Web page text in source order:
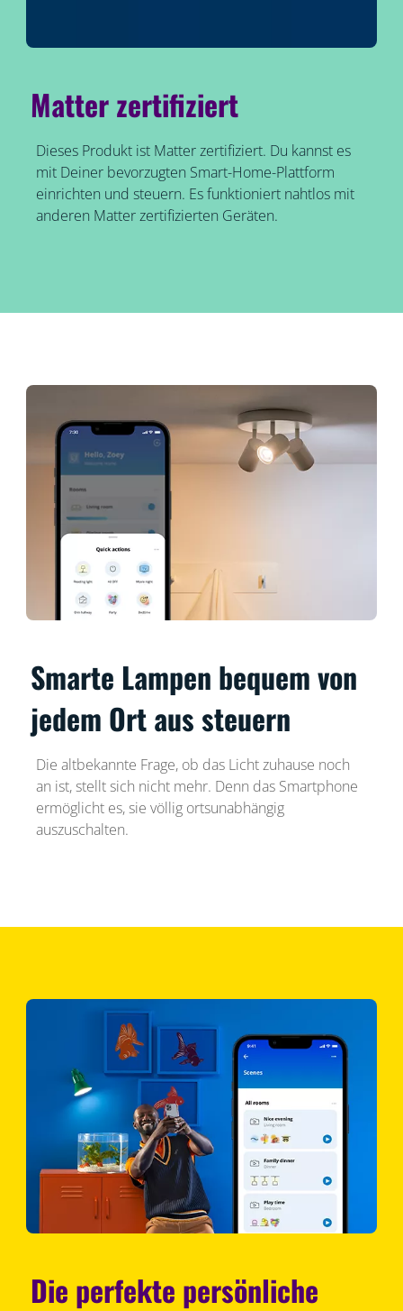
Matter zertifiziert
Dieses Produkt ist Matter zertifiziert. Du kannst es
mit Deiner bevorzugten Smart-Home-Plattform
einrichten und steuern. Es funktioniert nahtlos mit
anderen Matter zertifizierten Geräten.
Smarte Lampen bequem von
jedem Ort aus steuern
Die altbekannte Frage, ob das Licht zuhause noch
an ist, stellt sich nicht mehr. Denn das Smartphone
ermöglicht es, sie völlig ortsunabhängig
auszuschalten.
Die perfekte persönliche